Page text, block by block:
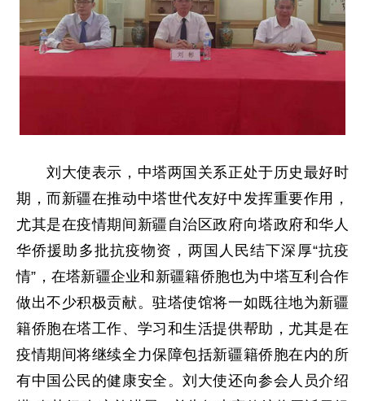
刘大使表示，中塔两国关系正处于历史最好时
期，而新疆在推动中塔世代友好中发挥重要作用，
尤其是在疫情期间新疆自治区政府向塔政府和华人
华侨援助多批抗疫物资，两国人民结下深厚“抗疫
情”，在塔新疆企业和新疆籍侨胞也为中塔互利合作
做出不少积极贡献。驻塔使馆将一如既往地为新疆
籍侨胞在塔工作、学习和生活提供帮助，尤其是在
疫情期间将继续全力保障包括新疆籍侨胞在内的所
有中国公民的健康安全。刘大使还向参会人员介绍